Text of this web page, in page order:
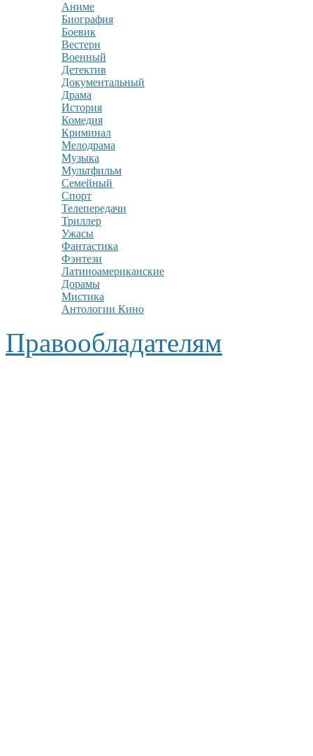
Аниме
Биография
Боевик
Вестерн
Военный
Детектив
Документальный
Драма
История
Комедия
Криминал
Мелодрама
Музыка
Мультфильм
Семейный
Спорт
Телепередачи
Триллер
Ужасы
Фантастика
Фэнтези
Латиноамериканские
Дорамы
Мистика
Антологии Кино
Правообладателям